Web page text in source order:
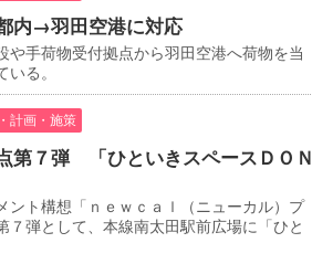
→羽田空港に対応
手荷物受付拠点から羽田空港へ荷物を当
る。
計画・施策
第７弾 「ひといきスペースＤＯＮ
ト構想「ｎｅｗｃａｌ（ニューカル）プ
弾として、本線南太田駅前広場に「ひと